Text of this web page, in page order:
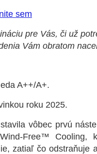
sem
pre Vás, či už
Vám obratom
A++/A+.
roku 2025.
vôbec prvú
Free™
zatiaľ čo odstraňuje